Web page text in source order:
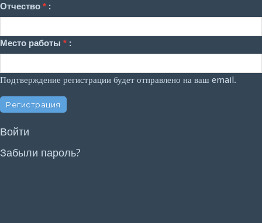
Отчество * :
Место работы * :
Подтверждение регистрации будет отправлено на ваш email.
Войти
Забыли пароль?